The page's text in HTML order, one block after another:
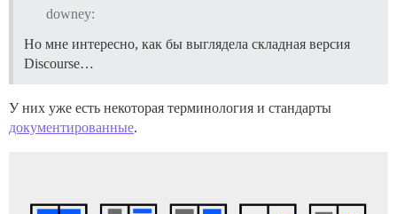
downey:
Но мне интересно, как бы выглядела складная версия
Discourse…
У них уже есть некоторая терминология и стандарты
документированные.